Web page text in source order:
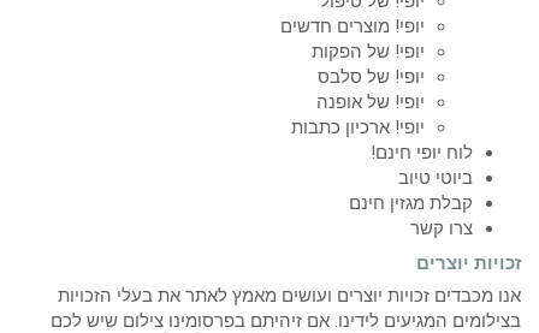
יופי! מוצרים חדשים
יופי! של הפקות
יופי! של סלבס
יופי! של אופנה
יופי! ארכיון כתבות
לוח יופי חינם!
ביוטי טיוב
קבלת מגזין חינם
צרו קשר
זכויות יוצרים
אנו מכבדים זכויות יוצרים ועושים מאמץ לאתר את בעלי הזכויות
בצילומים המגיעים לידינו. אם זיהיתם בפרסומינו צילום שיש לכם